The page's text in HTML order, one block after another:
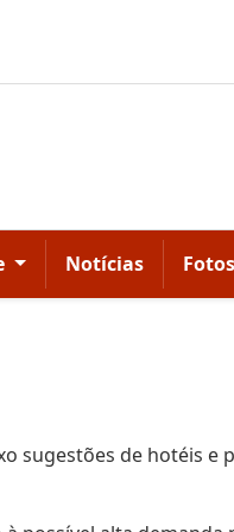
Notícias
sugestões de hotéis e